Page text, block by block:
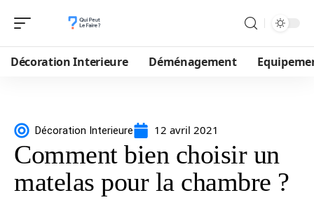
Décoration Interieure Déménagement
Décoration Interieure 12 avril 2021
Comment bien choisir un
matelas pour la chambre ?